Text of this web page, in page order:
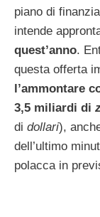
piano di
intende
quest’anno.
questa offerta
l’ammontare
3,5 miliardi di
di dollari),
dell’ultimo
polacca in